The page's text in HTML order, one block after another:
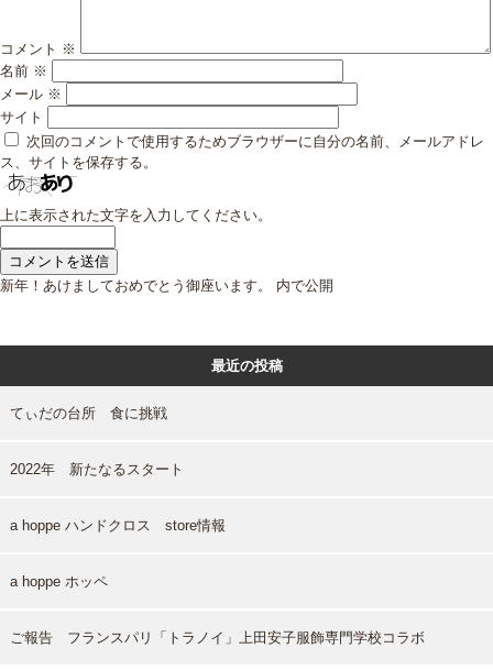
コメント ※
名前 ※
メール ※
サイト
次回のコメントで使用するためブラウザーに自分の名前、メールアドレ
ス、サイトを保存する。
上に表示された文字を入力してください。
投
ビ
ー
シ
新年！あけましておめでとう御座います。 内で公開
最近の投稿
てぃだの台所 食に挑戦
2022年 新たなるスタート
a hoppe ハンドクロス store情報
a hoppe ホッペ
ご報告 フランスパリ「トラノイ」上田安子服飾専門学校コラボ